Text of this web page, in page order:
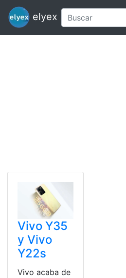
elyex
Vivo Y35
y Vivo
Y22s
Vivo acaba de